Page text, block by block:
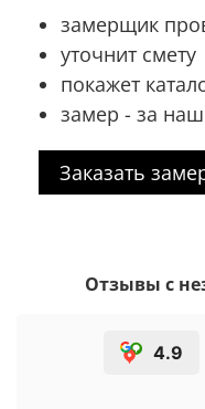
замерщик
уточнит смету
покажет
замер - за
Заказать
Отзывы с
4.9